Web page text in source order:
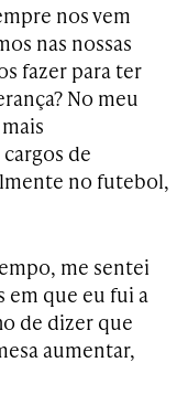
nos vem
nas nossas
fazer para ter
No meu
de
no futebol,
me sentei
em que eu fui a
de dizer que
aumentar,